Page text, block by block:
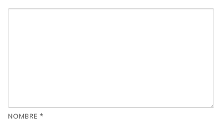
NOMBRE *